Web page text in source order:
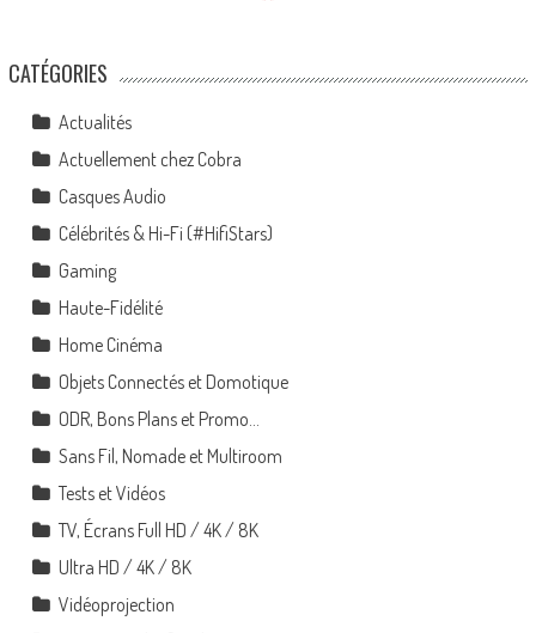
CATÉGORIES
Actualités
Actuellement chez Cobra
Casques Audio
Célébrités & Hi-Fi (#HifiStars)
Gaming
Haute-Fidélité
Home Cinéma
Objets Connectés et Domotique
ODR, Bons Plans et Promo…
Sans Fil, Nomade et Multiroom
Tests et Vidéos
TV, Écrans Full HD / 4K / 8K
Ultra HD / 4K / 8K
Vidéoprojection